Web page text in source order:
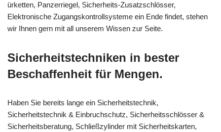
ürketten, Panzerriegel, Sicherheits-Zusatzschlösser,
Elektronische Zugangskontrollsysteme ein Ende findet, stehen
wir Ihnen gern mit all unserem Wissen zur Seite.
Sicherheitstechniken in bester
Beschaffenheit für Mengen.
Haben Sie bereits lange ein Sicherheitstechnik,
Sicherheitstechnik & Einbruchschutz, Sicherheitsschlösser &
Sicherheitsberatung, Schließzylinder mit Sicherheitskarten,